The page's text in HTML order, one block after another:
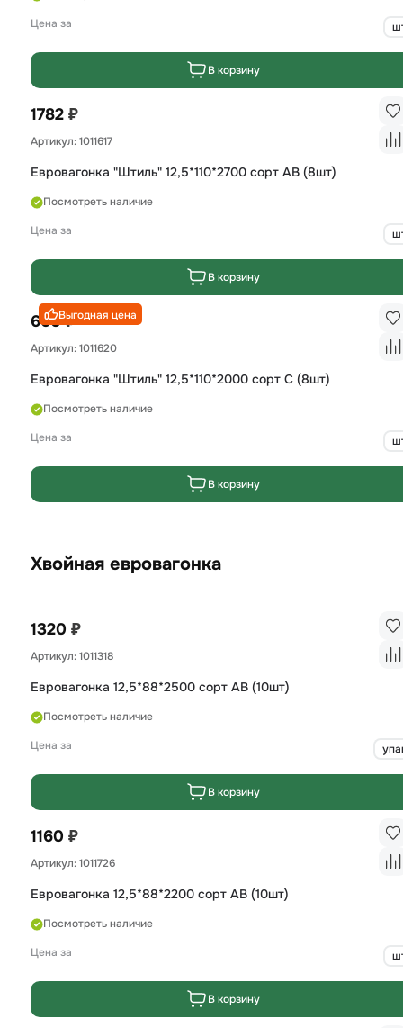
Цена за
В корзину
1782 ₽
Артикул: 1011617
Евровагонка "Штиль" 12,5*110*2700 сорт AB (8шт)
Посмотреть наличие
Цена за
В корзину
Выгодная цена
660₽
Артикул: 1011620
Евровагонка "Штиль" 12,5*110*2000 сорт С (8шт)
Посмотреть наличие
Цена за
В корзину
Хвойная евровагонка
1320 ₽
Артикул: 1011318
Евровагонка 12,5*88*2500 сорт AB (10шт)
Посмотреть наличие
Цена за
В корзину
1160 ₽
Артикул: 1011726
Евровагонка 12,5*88*2200 сорт AB (10шт)
Посмотреть наличие
Цена за
В корзину